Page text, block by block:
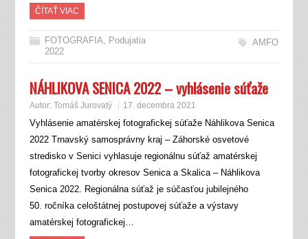
ČÍTAŤ VIAC
FOTOGRAFIA, Podujatia
2022
AMFO
NÁHLIKOVA SENICA 2022 – vyhlásenie súťaže
Autor: Tomáš Jurovatý 17. decembra 2021
Vyhlásenie amatérskej fotografickej súťaže Náhlikova Senica
2022 Trnavský samosprávny kraj – Záhorské osvetové
stredisko v Senici vyhlasuje regionálnu súťaž amatérskej
fotografickej tvorby okresov Senica a Skalica – Náhlikova
Senica 2022. Regionálna súťaž je súčasťou jubilejného
50. ročníka celoštátnej postupovej súťaže a výstavy
amatérskej fotografickej…